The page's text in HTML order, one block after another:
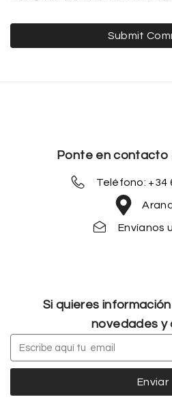
Ponte en contacto
Teléfono: +34
Envíanos
Si quieres
novedades y
Enviar